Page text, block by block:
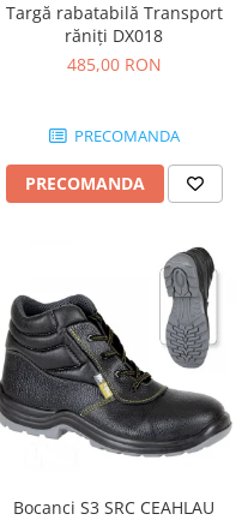
Targă rabatabilă Transport
răniţi DX018
485,00 RON
PRECOMANDA
PRECOMANDA
Bocanci S3 SRC CEAHLAU